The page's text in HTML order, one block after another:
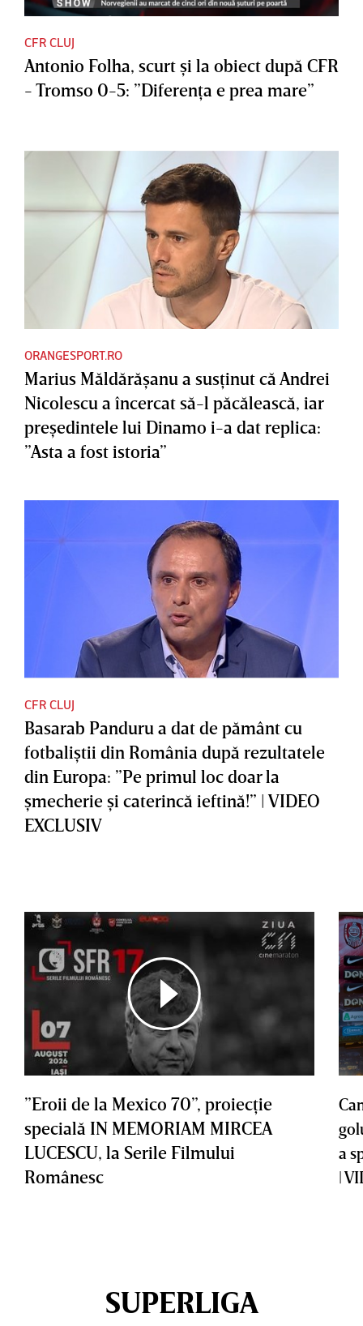
CFR CLUJ
Antonio Folha, scurt şi la obiect după CFR
- Tromso 0-5: ”Diferenţa e prea mare”
ORANGESPORT.RO
Marius Măldărăşanu a susţinut că Andrei
Nicolescu a încercat să-l păcălească, iar
preşedintele lui Dinamo i-a dat replica:
”Asta a fost istoria”
CFR CLUJ
Basarab Panduru a dat de pământ cu
fotbaliştii din România după rezultatele
din Europa: ”Pe primul loc doar la
şmecherie şi caterincă ieftină!” | VIDEO
EXCLUSIV
”Eroii de la Mexico 70”, proiecţie
specială IN MEMORIAM MIRCEA
LUCESCU, la Serile Filmului
Românesc
a
|
SUPERLIGA